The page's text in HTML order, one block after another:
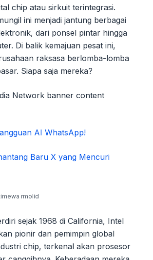
m
chip atau sirkuit terintegrasi.
ini menjadi jantung berbagai
dari ponsel pintar hingga
Di balik kemajuan pesat ini,
raksasa berlomba-lomba
Siapa saja mereka?
AI WhatsApp!
Baru X yang Mencuri
rmolid
sejak 1968 di California, Intel
pionir dan pemimpin global
chip, terkenal akan prosesor